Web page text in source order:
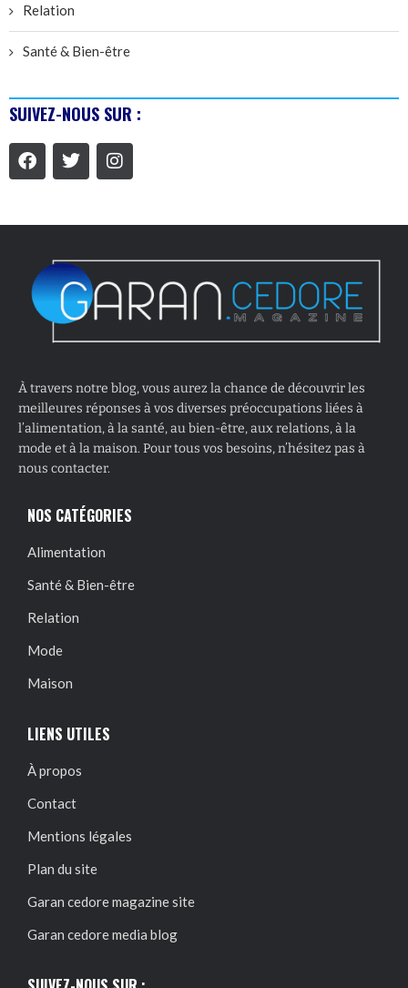
Relation
Santé & Bien-être
SUIVEZ-NOUS SUR :
À travers notre blog, vous aurez la chance de découvrir les
meilleures réponses à vos diverses préoccupations liées à
l’alimentation, à la santé, au bien-être, aux relations, à la
mode et à la maison. Pour tous vos besoins, n’hésitez pas à
nous contacter.
NOS CATÉGORIES
Alimentation
Santé & Bien-être
Relation
Mode
Maison
LIENS UTILES
À propos
Contact
Mentions légales
Plan du site
Garan cedore magazine site
Garan cedore media blog